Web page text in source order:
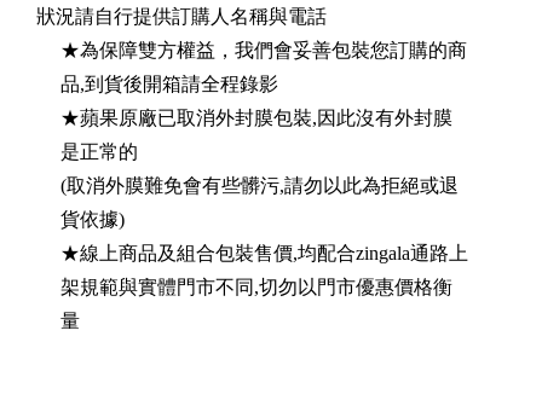
狀況請自行提供訂購人名稱與電話
★為保障雙方權益，我們會妥善包裝您訂購的商
品,到貨後開箱請全程錄影
★蘋果原廠已取消外封膜包裝,因此沒有外封膜
是正常的
(取消外膜難免會有些髒污,請勿以此為拒絕或退
貨依據)
★線上商品及組合包裝售價,均配合zingala通路上
架規範與實體門市不同,切勿以門市優惠價格衡
量